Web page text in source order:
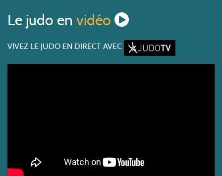
Le judo en vidéo
VIVEZ LE JUDO EN DIRECT AVEC